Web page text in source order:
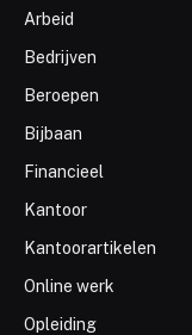
Arbeid
Bedrijven
Beroepen
Bijbaan
Financieel
Kantoor
Kantoorartikelen
Online werk
Opleiding